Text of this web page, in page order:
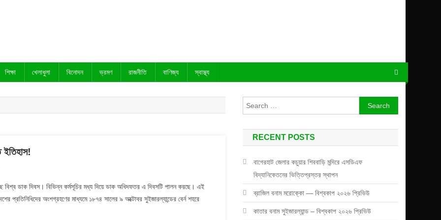
শিক্ষা খেলাধুলা বিনোদন ভ্রমণ রাজনীতি বাণিজ্য স্বাস্থ্য
ডাক দিবস। বিভিন্ন কর্মসূচির মধ্য দিয়ে ডাক অধিদফতর এ দিবসটি পালন করছে। এই
প্রতিনিধিদের অংশগ্রহণের মাধ্যমে ১৮৭৪ সালের ৯ অক্টোবর সুইজারল্যান্ডের বের্ন শহরে
Search
for:
RECENT POSTS
বাগেরহাট জেলার কচুয়ার শিববাড়ি মন্দিরে এসডিএফ
বিদ্যানিকেতনের ভিত্তিপ্রস্তর স্থাপন
ব্রাজিল বনাম মরোক্কো — বিশ্বকাপ ২০২৬ প্রিভিউ
কাতার বনাম সুইজারল্যান্ড – বিশ্বকাপ ২০২৬ প্রিভিউ